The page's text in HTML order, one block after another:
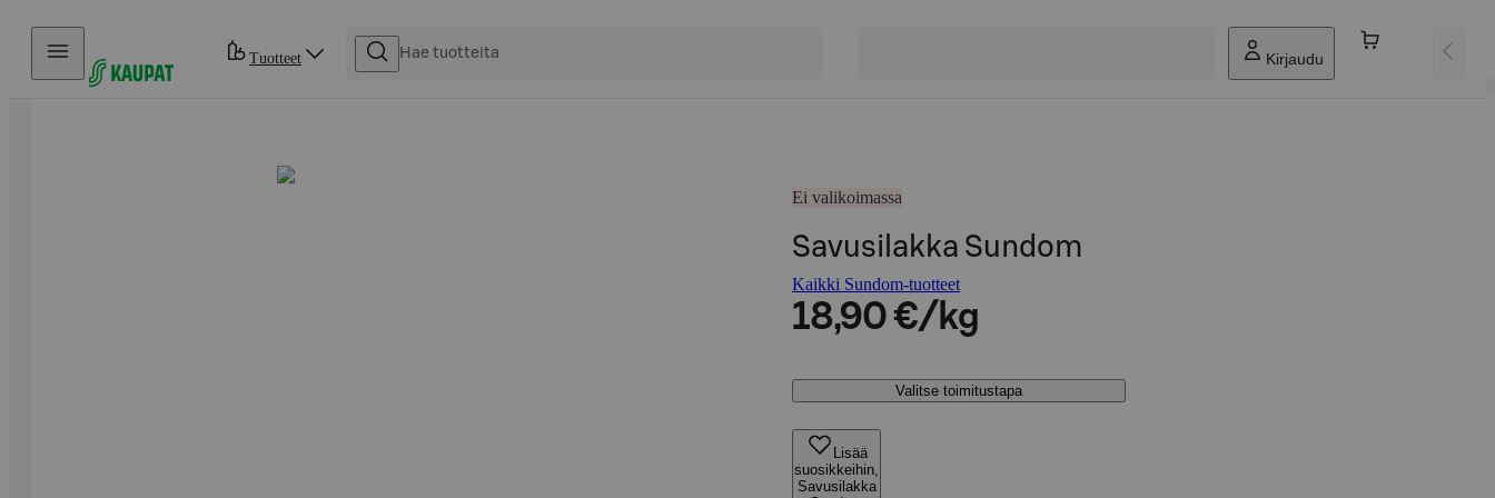
Hyppää sisältöön
Tuotteet Kirjaudu
Ei valikoimassa
Savusilakka Sundom
Kaikki Sundom-tuotteet
18,90 €/kg
Valitse toimitustapa
Lisää
suosikkeihin,
Savusilakka